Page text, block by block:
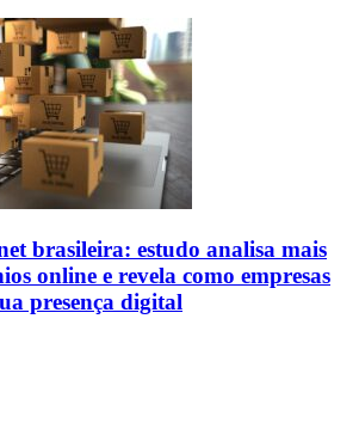
brasileira: estudo analisa mais
online e revela como empresas
presença digital